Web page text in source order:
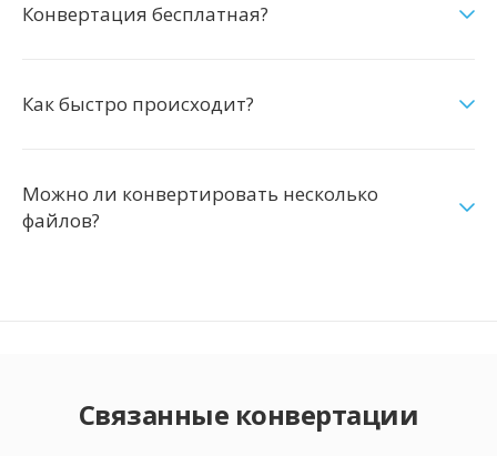
Конвертация бесплатная?
Как быстро происходит?
Можно ли конвертировать несколько
файлов?
Связанные конвертации